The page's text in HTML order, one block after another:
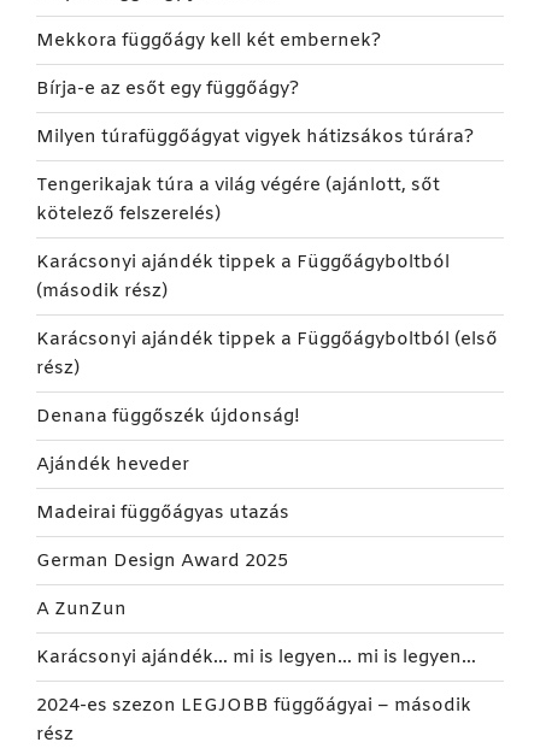
Mekkora függőágy kell két embernek?
Bírja-e az esőt egy függőágy?
Milyen túrafüggőágyat vigyek hátizsákos túrára?
Tengerikajak túra a világ végére (ajánlott, sőt
kötelező felszerelés)
Karácsonyi ajándék tippek a Függőágyboltból
(második rész)
Karácsonyi ajándék tippek a Függőágyboltból (első
rész)
Denana függőszék újdonság!
Ajándék heveder
Madeirai függőágyas utazás
German Design Award 2025
A ZunZun
Karácsonyi ajándék… mi is legyen… mi is legyen…
2024-es szezon LEGJOBB függőágyai – második
rész